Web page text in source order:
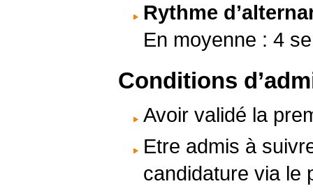
Rythme
En moyenne : 4
Conditions
Avoir validé la
Etre admis à
candidature via le